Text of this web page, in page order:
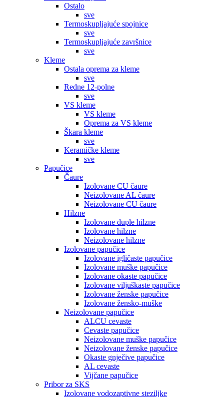
Ostalo
sve
Termoskupljajuće spojnice
sve
Termoskupljajuće završnice
sve
Kleme
Ostala oprema za kleme
sve
Redne 12-polne
sve
VS kleme
VS kleme
Oprema za VS kleme
Škara kleme
sve
Keramičke kleme
sve
Papučice
Čaure
Izolovane CU čaure
Neizolovane AL čaure
Neizolovane CU čaure
Hilzne
Izolovane duple hilzne
Izolovane hilzne
Neizolovane hilzne
Izolovane papučice
Izolovane igličaste papučice
Izolovane muške papučice
Izolovane okaste papučice
Izolovane viljuškaste papučice
Izolovane ženske papučice
Izolovane žensko-muške
Neizolovane papučice
ALCU cevaste
Cevaste papučice
Neizolovane muške papučice
Neizolovane ženske papučice
Okaste gnječive papučice
AL cevaste
Vijčane papučice
Pribor za SKS
Izolovane vodozaptivne steziljke